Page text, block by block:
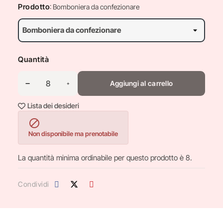
Prodotto: Bomboniera da confezionare
Quantità
Aggiungi al carrello
Lista dei desideri

Non disponibile ma prenotabile
La quantità minima ordinabile per questo prodotto è 8.
Condividi